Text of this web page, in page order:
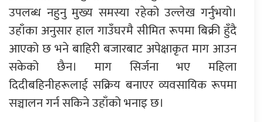
उपलब्ध नहुनु मुख्य समस्या रहेको उल्लेख गर्नुभयो।
उहाँका अनुसार हाल गाउँघरमै सीमित रूपमा बिक्री हुँदै
आएको छ भने बाहिरी बजारबाट अपेक्षाकृत माग आउन
सकेको छैन। माग सिर्जना भए महिला
दिदीबहिनीहरूलाई सक्रिय बनाएर व्यवसायिक रूपमा
सञ्चालन गर्न सकिने उहाँको भनाइ छ।